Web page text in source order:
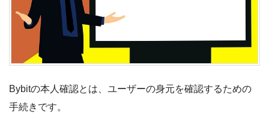
Bybitの本人確認とは、ユーザーの身元を確認するための
手続きです。